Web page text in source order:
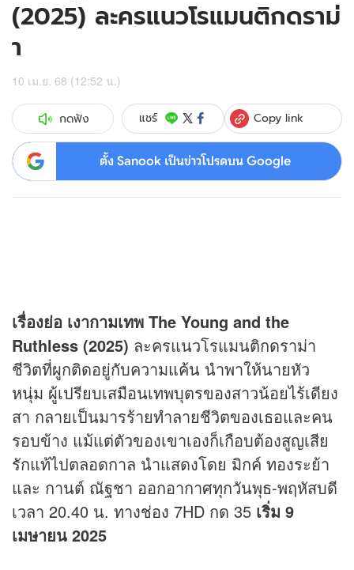
(2025) ละครแนวโรแมนติกดราม่
า
10 เม.ย. 68 (12:52 น.)
กดฟัง แชร์ Copy link
ตั้ง Sanook เป็นข่าวโปรดบน Google
เรื่องย่อ เงากามเทพ The Young and the
Ruthless (2025) ละครแนวโรแมนติกดราม่า
ชีวิตที่ผูกติดอยู่กับความแค้น นำพาให้นายหัว
หนุ่ม ผู้เปรียบเสมือนเทพบุตรของสาวน้อยไร้เดียง
สา กลายเป็นมารร้ายทำลายชีวิตของเธอและคน
รอบข้าง แม้แต่ตัวของเขาเองก็เกือบต้องสูญเสีย
รักแท้ไปตลอดกาล นำแสดงโดย มิกค์ ทองระย้า
และ กานต์ ณัฐชา ออกอากาศทุกวันพุธ-พฤหัสบดี
เวลา 20.40 น. ทางช่อง 7HD กด 35 เริ่ม 9
เมษายน 2025